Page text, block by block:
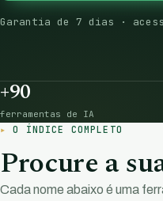
Garantia de 7 dias ·
+90
ferramentas de IA
O ÍNDICE COMPLETO
Procure a
Cada nome abaixo é uma